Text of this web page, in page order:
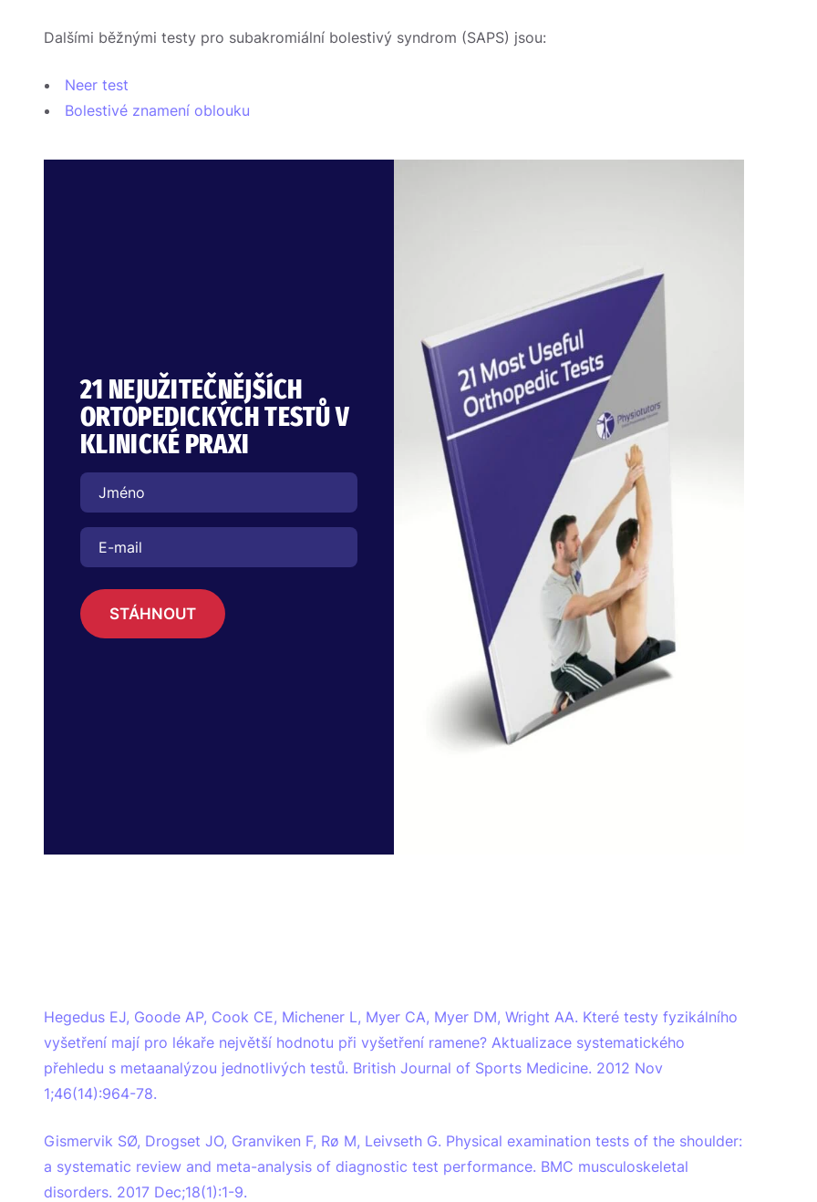
Dalšími běžnými testy pro subakromiální bolestivý syndrom (SAPS) jsou:
Neer test
Bolestivé znamení oblouku
21 NEJUŽITEČNĚJŠÍCH
ORTOPEDICKÝCH TESTŮ V
KLINICKÉ PRAXI
STÁHNOUT
Hegedus EJ, Goode AP, Cook CE, Michener L, Myer CA, Myer DM, Wright AA. Které testy fyzikálního
vyšetření mají pro lékaře největší hodnotu při vyšetření ramene? Aktualizace systematického
přehledu s metaanalýzou jednotlivých testů. British Journal of Sports Medicine. 2012 Nov
1;46(14):964-78.
Gismervik SØ, Drogset JO, Granviken F, Rø M, Leivseth G. Physical examination tests of the shoulder:
a systematic review and meta-analysis of diagnostic test performance. BMC musculoskeletal
disorders. 2017 Dec;18(1):1-9.